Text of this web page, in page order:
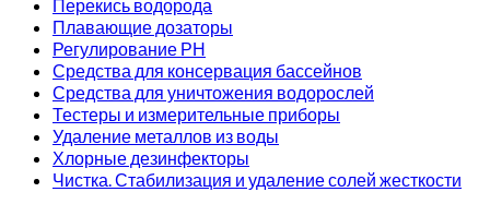
Перекись водорода
Плавающие дозаторы
Регулирование РН
Средства для консервация бассейнов
Средства для уничтожения водорослей
Тестеры и измерительные приборы
Удаление металлов из воды
Хлорные дезинфекторы
Чистка. Стабилизация и удаление солей жесткости